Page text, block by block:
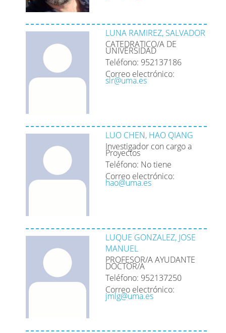
LUNA RAMIREZ, SALVADOR
CATEDRATICO/A DE
UNIVERSIDAD
Teléfono: 952137186
Correo electrónico:
slr@uma.es
LUO CHEN, HAO QIANG
Investigador con cargo a
Proyectos
Teléfono: No tiene
Correo electrónico:
hao@uma.es
LUQUE GONZALEZ, JOSE
MANUEL
PROFESOR/A AYUDANTE
DOCTOR/A
Teléfono: 952137250
Correo electrónico:
jmlg@uma.es